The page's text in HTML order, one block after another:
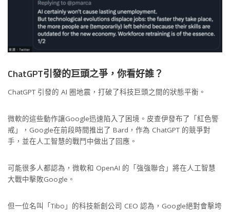
ChatGPT引發的巨頭之爭，你看好誰？
ChatGPT 引發的 AI 圈地震，打破了科技巨頭之間的狀態平衡。
微軟的這些動作讓Google迅速陷入了困境。皮查伊發布了「紅色警
戒」，Google在前段時間推出了 Bard，作為 ChatGPT 的競爭對
手，並在人工智慧的戰鬥中做出了回應。
可能很多人都認為，微軟和 OpenAI 的「強強聯合」將在人工智慧
大戰中擊敗Google。
但一位名叫「Tibo」的科技新創公司 CEO 認為，Google絕對會擊垮